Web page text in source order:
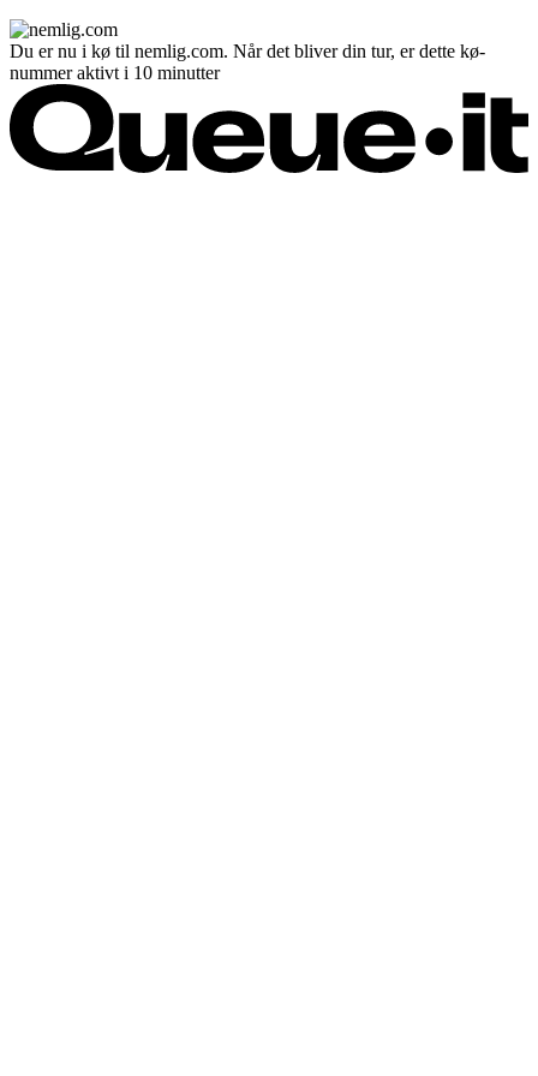
Du er nu i kø til nemlig.com. Når det bliver din tur, er dette kø-
nummer aktivt i 10 minutter